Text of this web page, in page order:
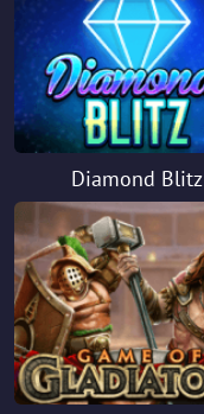
Diamond Blitz